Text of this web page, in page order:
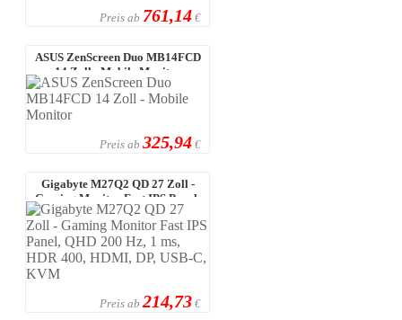
Preis ab 761,14 €
ASUS ZenScreen Duo MB14FCD
14 Zoll - Mobile Monitor
Preis ab 325,94 €
Gigabyte M27Q2 QD 27 Zoll -
Gaming Monitor Fast IPS Panel,
QHD 2 ...
Preis ab 214,73 €